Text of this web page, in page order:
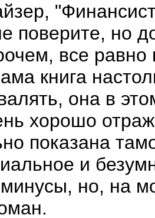
поверите, но
все равно
книга
она в
хорошо
показана
и
но, на